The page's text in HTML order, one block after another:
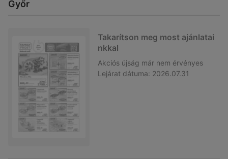
Győr
Takarítson meg most ajánlatai
nkkal
Akciós újság már nem érvényes
Lejárat dátuma: 2026.07.31